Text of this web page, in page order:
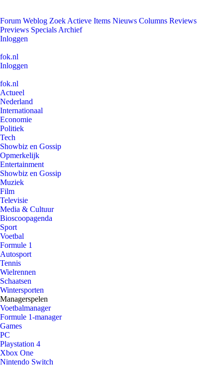
Forum Weblog Zoek Actieve Items Nieuws Columns Reviews
Previews Specials Archief
Inloggen
fok.nl
Inloggen
fok.nl
Actueel
Nederland
Internationaal
Economie
Politiek
Tech
Showbiz en Gossip
Opmerkelijk
Entertainment
Showbiz en Gossip
Muziek
Film
Televisie
Media & Cultuur
Bioscoopagenda
Sport
Voetbal
Formule 1
Autosport
Tennis
Wielrennen
Schaatsen
Wintersporten
Managerspelen
Voetbalmanager
Formule 1-manager
Games
PC
Playstation 4
Xbox One
Nintendo Switch